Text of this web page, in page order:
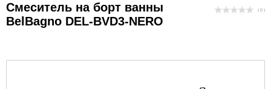
Смеситель на борт ванны
BelBagno DEL-BVD3-NERO
( 0 )